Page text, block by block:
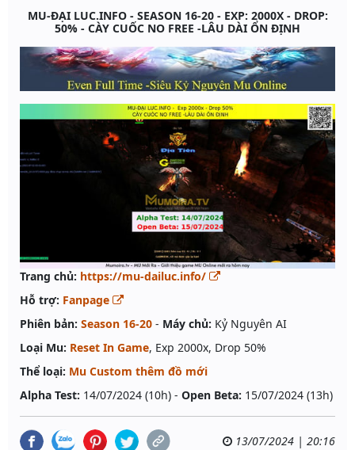
MU-ĐẠI LUC.INFO - SEASON 16-20 - EXP: 2000X - DROP:
50% - CÀY CUỐC NO FREE -LÂU DÀI ỔN ĐỊNH
Trang chủ: https://mu-dailuc.info/
Hỗ trợ: Fanpage
Phiên bản: Season 16-20 - Máy chủ: Kỷ Nguyên AI
Loại Mu: Reset In Game, Exp 2000x, Drop 50%
Thể loại: Mu Custom thêm đồ mới
Alpha Test: 14/07/2024 (10h) - Open Beta: 15/07/2024 (13h)
13/07/2024 | 20:16